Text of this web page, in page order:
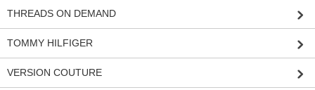
THREADS ON DEMAND
TOMMY HILFIGER
VERSION COUTURE